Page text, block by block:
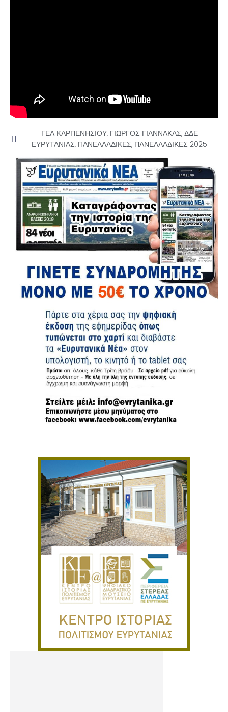
ΓΕΛ ΚΑΡΠΕΝΗΣΙΟΥ, ΓΙΩΡΓΟΣ ΓΙΑΝΝΑΚΑΣ, ΔΔΕ
ΕΥΡΥΤΑΝΙΑΣ, ΠΑΝΕΛΛΑΔΙΚΕΣ, ΠΑΝΕΛΛΑΔΙΚΕΣ 2025